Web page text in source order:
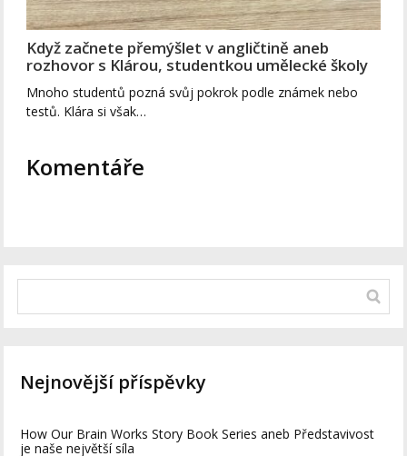
Když začnete přemýšlet v angličtině aneb
rozhovor s Klárou, studentkou umělecké školy
Mnoho studentů pozná svůj pokrok podle známek nebo
testů. Klára si však…
Komentáře
Nejnovější příspěvky
How Our Brain Works Story Book Series aneb Představivost
je naše největší síla